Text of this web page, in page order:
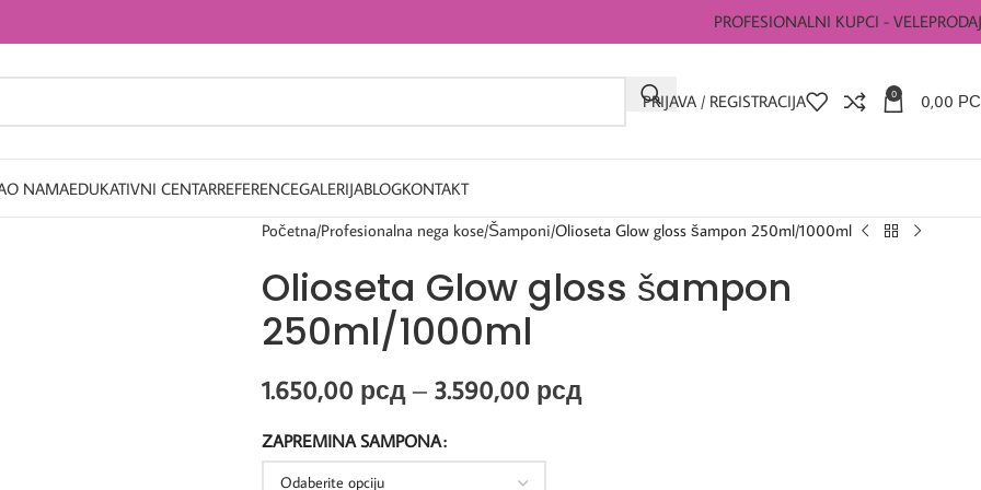
PROFESIONALNI KUPCI -
PRIJAVA / REGISTRACIJA 0 0,00
O NAMAEDUKATIVNI CENTARREFERENCEGALERIJABLOGKONTAKT
Početna Profesionalna nega kose Šamponi Olioseta Glow gloss šampon 250ml/1000ml
Olioseta Glow gloss šampon
250ml/1000ml
1.650,00 рсд – 3.590,00 рсд
ZAPREMINA SAMPONA